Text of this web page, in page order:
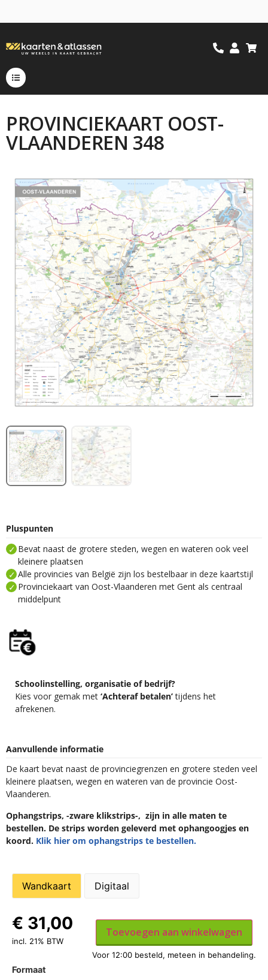
PROVINCIEKAART OOST-
VLAANDEREN 348
Pluspunten
Bevat naast de grotere steden, wegen en wateren ook veel
kleinere plaatsen
Alle provincies van België zijn los bestelbaar in deze kaartstijl
Provinciekaart van Oost-Vlaanderen met Gent als centraal
middelpunt
Schoolinstelling, organisatie of bedrijf?
Kies voor gemak met ‘Achteraf betalen’tijdens het
afrekenen.
Aanvullende informatie
De kaart bevat naast de provinciegrenzen en grotere steden veel
kleinere plaatsen, wegen en wateren van de provincie Oost-
Vlaanderen.
Ophangstrips, -zware klikstrips-, zijn in alle maten te
bestellen. De strips worden geleverd met ophangoogjes en
koord. Klik hier om ophangstrips te bestellen.
Wandkaart Digitaal
Formaat
€ 31,00
incl. 21% BTW
Toevoegen aan winkelwagen